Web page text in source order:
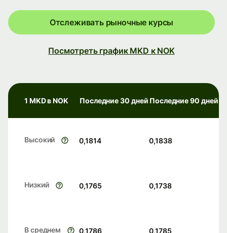
Отслеживать рыночные курсы
Посмотреть график MKD к NOK
1 MKD в NOK Последние 30 дней Последние 90 дней
Высокий 0,1814 0,1838
Низкий 0,1765 0,1738
В среднем 0,1786 0,1785